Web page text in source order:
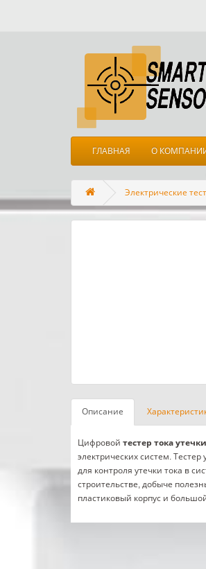
ГЛАВНАЯ О
Электрические
Описание
Цифровой тестер тока
электрических систем.
для контроля утечки тока в
строительстве, добыче
пластиковый корпус и